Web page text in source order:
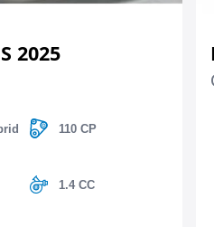
2025
110 CP
1.4 CC